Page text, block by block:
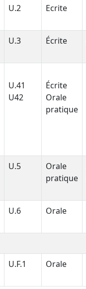
U.2 Ecrite
U.3 Écrite
U.41
U42
Écrite
Orale
pratique
U.5
Orale
pratique
U.6 Orale
U.F.1 Orale